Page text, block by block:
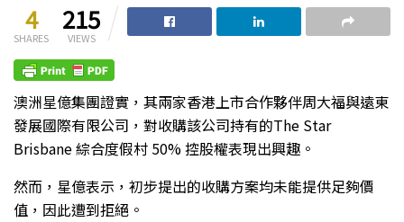
4
SHARES
215
VIEWS
澳洲星億集團證實，其兩家香港上市合作夥伴周大福與遠東
發展國際有限公司，對收購該公司持有的The Star
Brisbane 綜合度假村 50% 控股權表現出興趣。
然而，星億表示，初步提出的收購方案均未能提供足夠價
值，因此遭到拒絕。